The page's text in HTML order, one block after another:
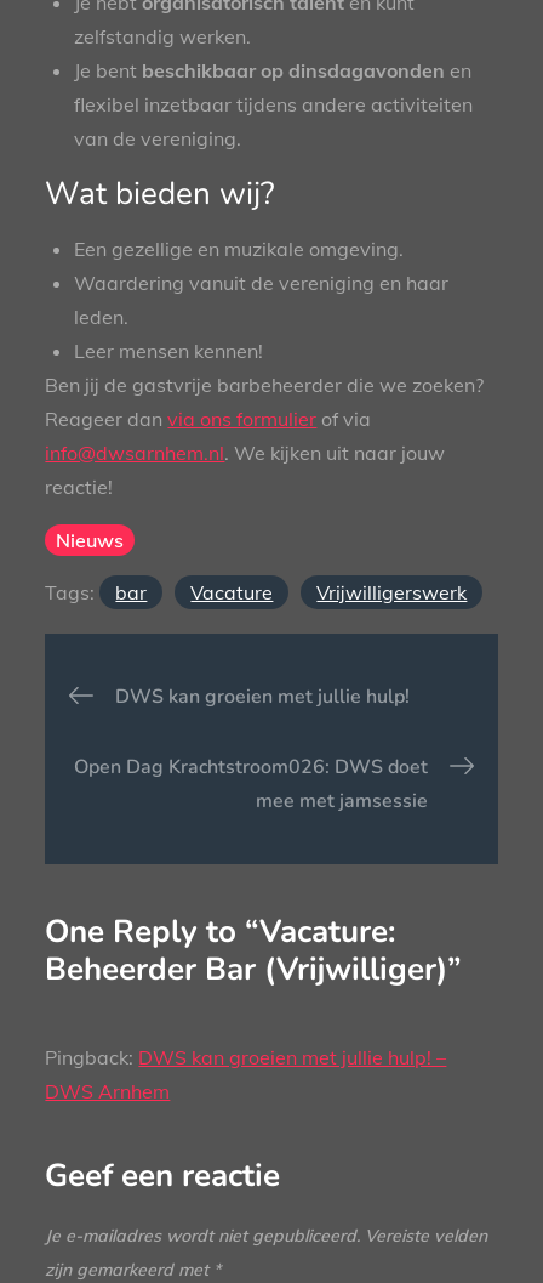
zelfstandig werken.
Je bent beschikbaar op dinsdagavonden en
flexibel inzetbaar tijdens andere activiteiten
van de vereniging.
Wat bieden wij?
Een gezellige en muzikale omgeving.
Waardering vanuit de vereniging en haar
leden.
Leer mensen kennen!
Ben jij de gastvrije barbeheerder die we zoeken?
Reageer danvia ons formulier of via
info@dwsarnhem.nl. We kijken uit naar jouw
reactie!
Nieuws
Tags: bar Vacature Vrijwilligerswerk
Bericht
navigatie
DWS kan groeien met jullie hulp!
Open Dag Krachtstroom026: DWS doet
mee met jamsessie
One Reply to “Vacature:
Beheerder Bar (Vrijwilliger)”
Pingback: DWS kan groeien met jullie hulp! –
DWS Arnhem
Geef een reactie
Je e-mailadres wordt niet gepubliceerd. Vereiste velden
zijn gemarkeerd met *